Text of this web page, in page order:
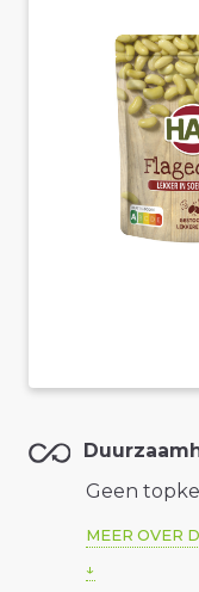
Geen
MEER OVER